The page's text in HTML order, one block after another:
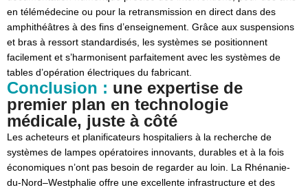
en télémédecine ou pour la retransmission en direct dans des
amphithéâtres à des fins d’enseignement. Grâce aux suspensions
et bras à ressort standardisés, les systèmes se positionnent
facilement et s’harmonisent parfaitement avec les systèmes de
tables d’opération électriques du fabricant.
Conclusion : une expertise de
premier plan en technologie
médicale, juste à côté
Les acheteurs et planificateurs hospitaliers à la recherche de
systèmes de lampes opératoires innovants, durables et à la fois
économiques n’ont pas besoin de regarder au loin. La Rhénanie-
du-Nord–Westphalie offre une excellente infrastructure et des